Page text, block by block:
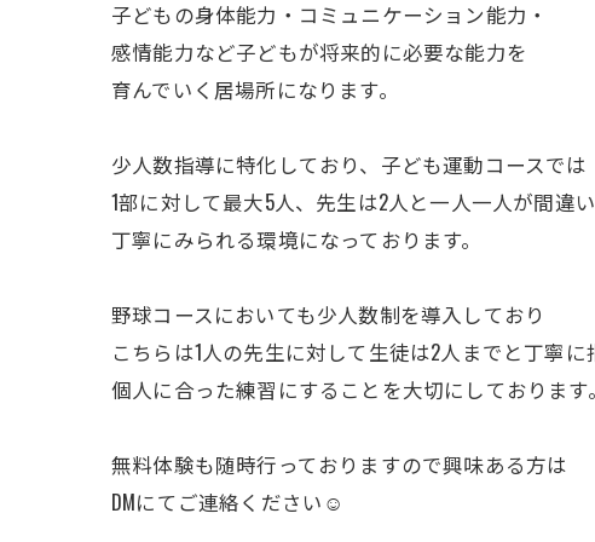
子どもの身体能力・コミュニケーション能力・
感情能力など子どもが将来的に必要な能力を
育んでいく居場所になります。
少人数指導に特化しており、子ども運動コースでは
1部に対して最大5人、先生は2人と一人一人が間違
丁寧にみられる環境になっております。
野球コースにおいても少人数制を導入しており
こちらは1人の先生に対して生徒は2人までと丁寧に
個人に合った練習にすることを大切にしております。
無料体験も随時行っておりますので興味ある方は
DMにてご連絡ください☺️